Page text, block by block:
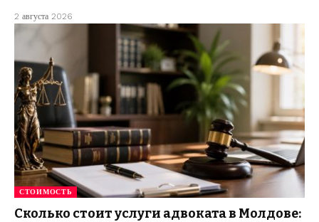
2 августа 2026
СТОИМОСТЬ
Сколько стоит услуги адвоката в Молдове: